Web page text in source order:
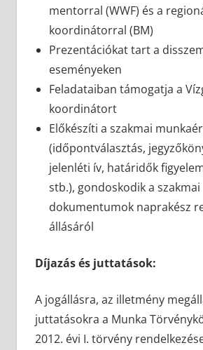
mentorral (WWF) és a
koordinátorral (BM)
Prezentációkat tart a
eseményeken
Feladataiban támogatja a
koordinátort
Előkészíti a szakmai
(időpontválasztás,
jelenléti ív, határidők
stb.), gondoskodik a szakmai
dokumentumok naprakész
állásáról
Díjazás és juttatások:
A jogállásra, az illetmény
juttatásokra a Munka
2012. évi I. törvény